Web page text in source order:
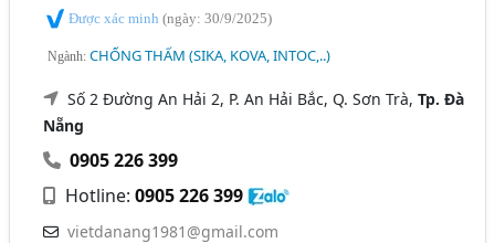
Được xác minh(ngày: 30/9/2025)
Ngành:CHỐNG THẤM (SIKA, KOVA, INTOC,..)
Số 2 Đường An Hải 2, P. An Hải Bắc, Q. Sơn Trà,Tp. Đà
Nẵng
0905 226 399
Hotline:0905 226 399
vietdanang1981@gmail.com